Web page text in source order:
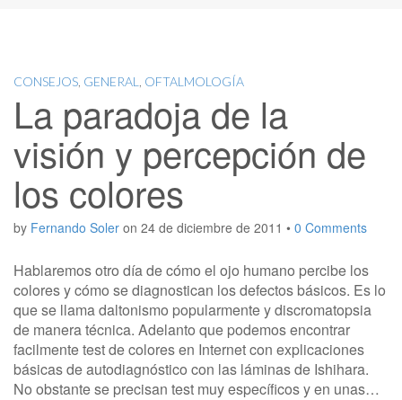
CONSEJOS GENERAL OFTALMOLOGÍA
La paradoja de la
visión y percepción de
los colores
by Fernando Soler on 24 de diciembre de 2011 • 0 Comments
Hablaremos otro día de cómo el ojo humano percibe los
colores y cómo se diagnostican los defectos básicos. Es lo
que se llama daltonismo popularmente y discromatopsia
de manera técnica. Adelanto que podemos encontrar
facilmente test de colores en Internet con explicaciones
básicas de autodiagnóstico con las láminas de Ishihara.
No obstante se precisan test muy específicos y en unas…